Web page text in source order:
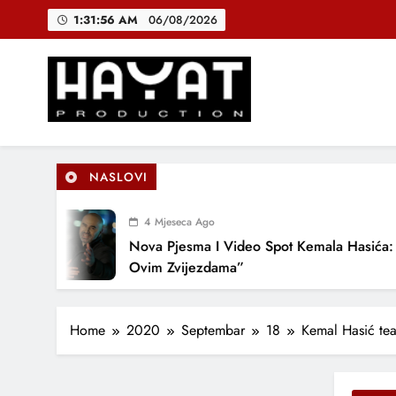
1:31:57 AM 06/08/2026
Hayat Production
Promocija domaće muzike
NASLOVI
4 Mjeseca Ago
Nova Pjesma I Video Spot Kemala Hasića:
Ovim Zvijezdama”
Home 2020 Septembar 18 Kemal Hasić